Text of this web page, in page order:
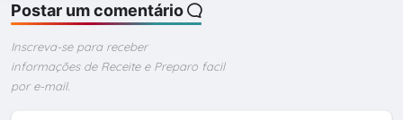
Postar um comentário
Inscreva-se para receber
informações de Receite e Preparo facil
por e-mail.